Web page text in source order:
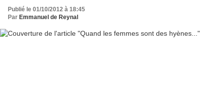
Publié le 01/10/2012 à 18:45
Par Emmanuel de Reynal